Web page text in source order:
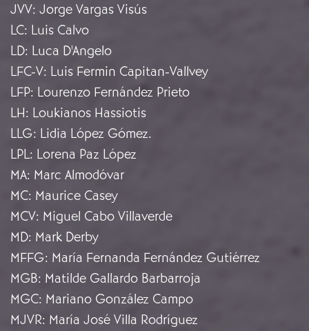
JVV: Jorge Vargas Visús
LC: Luis Calvo
LD: Luca D'Angelo
LFC-V: Luis Fermin Capitan-Vallvey
LFP: Lourenzo Fernández Prieto
LH: Loukianos Hassiotis
LLG: Lidia López Gómez.
LPL: Lorena Paz López
MA: Marc Almodóvar
MC: Maurice Casey
MCV: Miguel Cabo Villaverde
MD: Mark Derby
MFFG: María Fernanda Fernández Gutiérrez
MGB: Matilde Gallardo Barbarroja
MGC: Mariano González Campo
MJVR: María José Villa Rodríguez